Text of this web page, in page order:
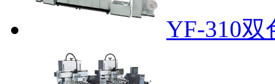
YF-310